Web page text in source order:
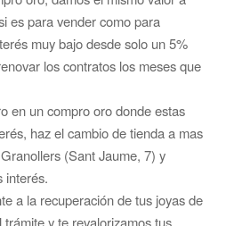
es para vender como para
muy bajo desde solo un 5%
los contratos los meses que
en un compro oro donde estas
haz el cambio de tienda a mas
(Sant Jaume, 7) y
interés.
a la recuperación de tus joyas de